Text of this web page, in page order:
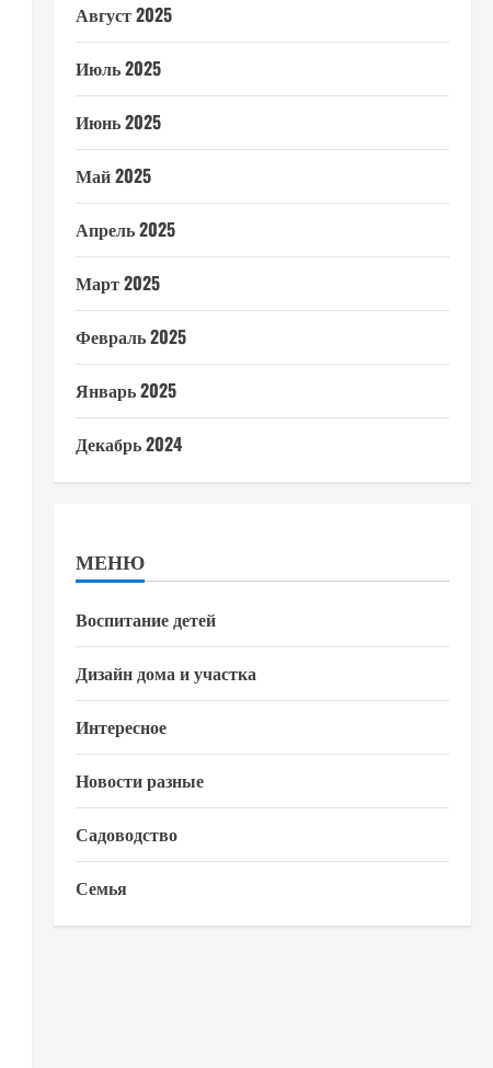
Август 2025
Июль 2025
Июнь 2025
Май 2025
Апрель 2025
Март 2025
Февраль 2025
Январь 2025
Декабрь 2024
МЕНЮ
Воспитание детей
Дизайн дома и участка
Интересное
Новости разные
Садоводство
Семья